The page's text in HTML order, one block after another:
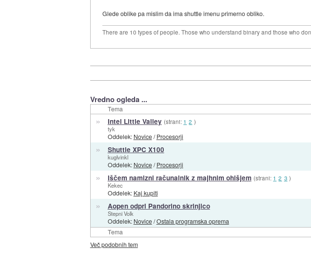
Glede oblike pa mislim da ima shuttle imenu primerno obliko.
There are 10 types of people. Those who understand binary and those who
Vredno ogleda ...
Tema
Tema
» Intel Little Valley (strani: 1 2 )
tyk
Oddelek: Novice/Procesorji
» Shuttle XPC X100
kuglvinkl
Oddelek: Novice/Procesorji
» Iščem namizni računalnik z majhnim ohišjem (strani: 1 2 3 )
Kekec
Oddelek: Kaj kupiti
» Aopen odprl Pandorino skrinjico
Stepni Volk
Oddelek: Novice/Ostala programska oprema
Več podobnih tem